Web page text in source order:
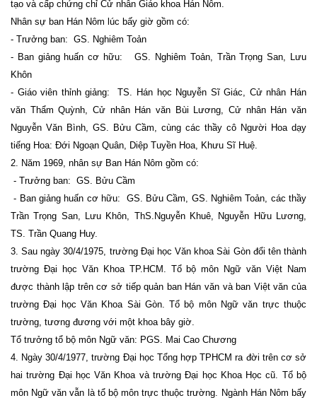
tạo và cấp chứng chỉ Cử nhân Giáo khoa Hán Nôm.
Nhân sự ban Hán Nôm lúc bấy giờ gồm có:
- Trưởng ban: GS. Nghiêm Toản
- Ban giảng huấn cơ hữu: GS. Nghiêm Toản, Trần Trọng San, Lưu
Khôn
- Giáo viên thỉnh giảng: TS. Hán học Nguyễn Sĩ Giác, Cử nhân Hán
văn Thẩm Quỳnh, Cử nhân Hán văn Bùi Lương, Cử nhân Hán văn
Nguyễn Văn Bình, GS. Bửu Cầm, cùng các thầy cô Người Hoa dạy
tiếng Hoa: Đới Ngoạn Quân, Diệp Tuyền Hoa, Khưu Sĩ Huệ.
2. Năm 1969, nhân sự Ban Hán Nôm gồm có:
- Trưởng ban: GS. Bửu Cầm
- Ban giảng huấn cơ hữu: GS. Bửu Cầm, GS. Nghiêm Toản, các thầy
Trần Trọng San, Lưu Khôn, ThS.Nguyễn Khuê, Nguyễn Hữu Lương,
TS. Trần Quang Huy.
3. Sau ngày 30/4/1975, trường Đại học Văn khoa Sài Gòn đổi tên thành
trường Đại học Văn Khoa TP.HCM. Tổ bộ môn Ngữ văn Việt Nam
được thành lập trên cơ sở tiếp quản ban Hán văn và ban Việt văn của
trường Đại học Văn Khoa Sài Gòn. Tổ bộ môn Ngữ văn trực thuộc
trường, tương đương với một khoa bây giờ.
Tổ trưởng tổ bộ môn Ngữ văn: PGS. Mai Cao Chương
4. Ngày 30/4/1977, trường Đại học Tổng hợp TPHCM ra đời trên cơ sở
hai trường Đại học Văn Khoa và trường Đại học Khoa Học cũ. Tổ bộ
môn Ngữ văn vẫn là tổ bộ môn trực thuộc trường. Ngành Hán Nôm bấy